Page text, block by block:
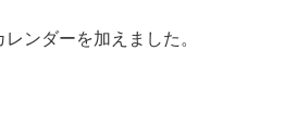
ンダーを加えました。